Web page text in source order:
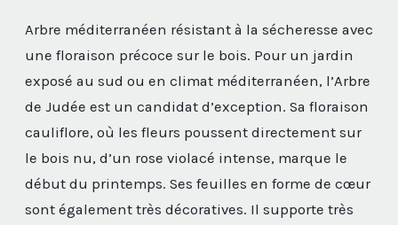
Arbre méditerranéen résistant à la sécheresse avec
une floraison précoce sur le bois. Pour un jardin
exposé au sud ou en climat méditerranéen, l’Arbre
de Judée est un candidat d’exception. Sa floraison
cauliflore, où les fleurs poussent directement sur
le bois nu, d’un rose violacé intense, marque le
début du printemps. Ses feuilles en forme de cœur
sont également très décoratives. Il supporte très